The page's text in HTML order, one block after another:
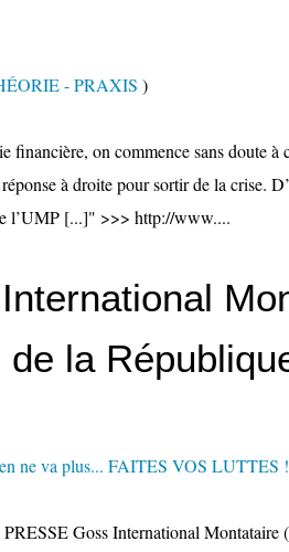
- PRAXIS )
financière, on commence sans doute à
à droite pour sortir de la crise.
l’UMP [...]" >>> http://www....
de la
ne va plus... FAITES VOS LUTTES
Goss International Montataire